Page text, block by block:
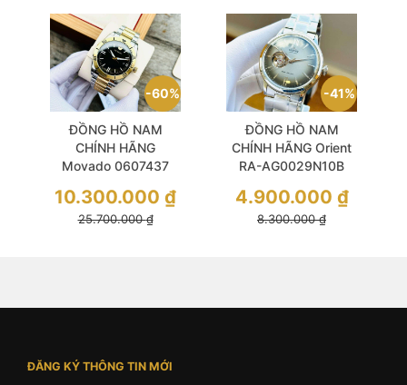
60%
ĐỒNG HỒ NAM
CHÍNH HÃNG
Movado 0607437
Tone Demi Gold
Stainless Steel Black
25.700.000₫
10.300.000 ₫
41%
ĐỒNG HỒ NAM
CHÍNH HÃNG Orient
RA-AG0029N10B
Open Heart Gen 4
Grey Dial Silver
8.300.000₫
4.900.000 ₫
ĐĂNG KÝ THÔNG TIN MỚI